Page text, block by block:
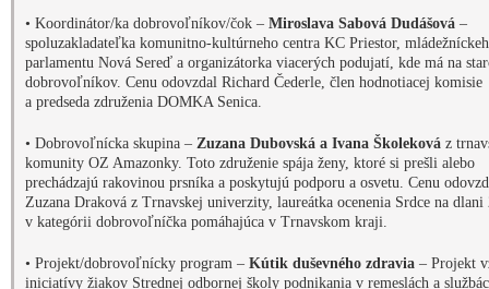
podporuje zapojenie svojich zamestnancov do rôznorodých aktivít – od
Centre sociálnych služieb Mikádo v Skalici až po komunitné projekty a
charitou.
Cenu odovzdala Júlia Žulová zo spoločnosti Amazon, ktorá bola ocenená
Podpora dobrovoľníctva v roku 2024
• Dlhodobá dobrovoľnícka pomoc –Alena Mazánová– už 11 rokov je
dobrovoľníčkou v programe BUDDY. Pomáha Kristíne, mladému
dievčaťu, ktoré vyrastalo v detských domovoch a profesionálnych
odovzdal Slavomír Bučák, minuloročný laureát mimoriadneho ocenenia.
oblastiach v Trstíne a okolí – od kultúry, cez darovanie krvi, záchranársky
a záhradkársky krúžok pre deti až po účtovníctvo a získavanie grantov.